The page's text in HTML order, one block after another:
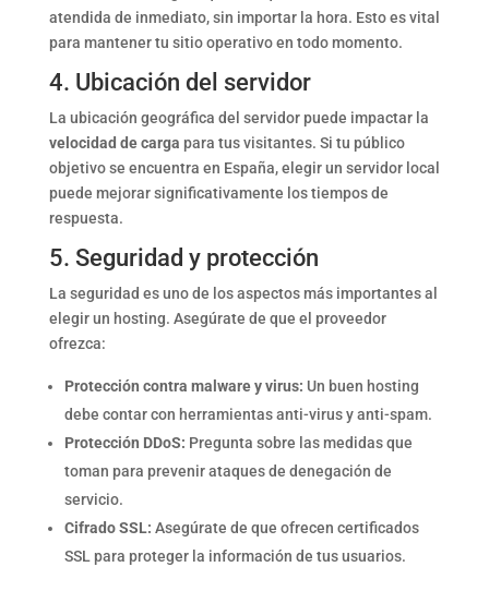
atendida de inmediato, sin importar la hora. Esto es vital
para mantener tu sitio operativo en todo momento.
4. Ubicación del servidor
La ubicación geográfica del servidor puede impactar la
velocidad de carga para tus visitantes. Si tu público
objetivo se encuentra en España, elegir un servidor local
puede mejorar significativamente los tiempos de
respuesta.
5. Seguridad y protección
La seguridad es uno de los aspectos más importantes al
elegir un hosting. Asegúrate de que el proveedor
ofrezca:
Protección contra malware y virus: Un buen hosting
debe contar con herramientas anti-virus y anti-spam.
Protección DDoS: Pregunta sobre las medidas que
toman para prevenir ataques de denegación de
servicio.
Cifrado SSL: Asegúrate de que ofrecen certificados
SSL para proteger la información de tus usuarios.